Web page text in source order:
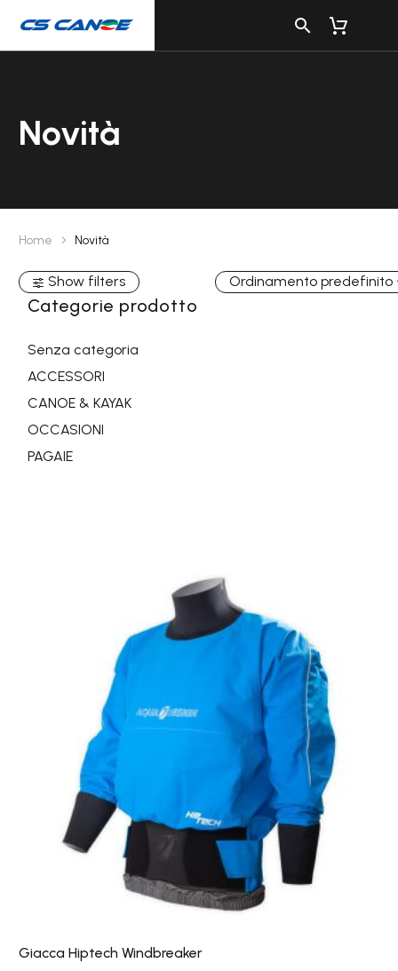
Novità
Home Novità
Show filters
Categorie prodotto
Senza categoria
ACCESSORI
CANOE & KAYAK
OCCASIONI
PAGAIE
Ordinamento predefinito
Giacca
Hiptech
Windbreaker
Giacca Hiptech Windbreaker